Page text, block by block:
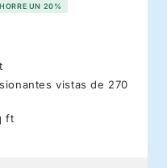
UN 20%
vistas de 270
ft